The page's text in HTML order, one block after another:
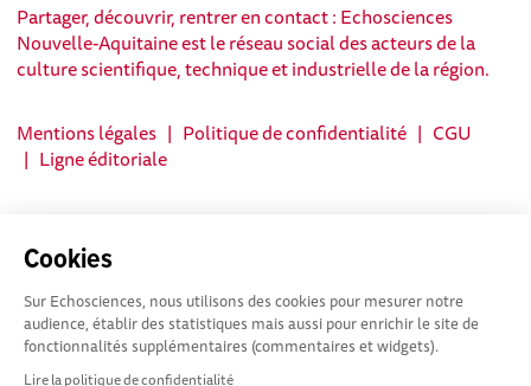
Cookies
Sur Echosciences, nous utilisons des cookies pour mesurer notre
audience, établir des statistiques mais aussi pour enrichir le site de
fonctionnalités supplémentaires (commentaires et widgets).
Lire la politique de confidentialité
Partager, découvrir, rentrer en contact : Echosciences
Nouvelle-Aquitaine est le réseau social des acteurs de la
culture scientifique, technique et industrielle de la région.
Mentions légales | Politique de confidentialité | CGU
| Ligne éditoriale